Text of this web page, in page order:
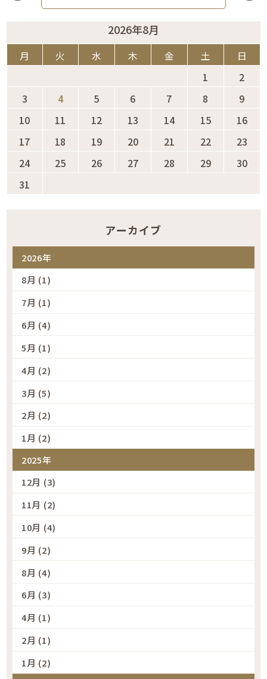
2026年8月
月 火 水 木 金 土
日
1
2
3
4 5 6 7 8
9
10
11 12 13 14 15
16
17
18 19 20 21 22
23
24
25 26 27 28 29
30
31
アーカイブ
2026年
8月 (1)
7月 (1)
6月 (4)
5月 (1)
4月 (2)
3月 (5)
2月 (2)
1月 (2)
2025年
12月 (3)
11月 (2)
10月 (4)
9月 (2)
8月 (4)
6月 (3)
4月 (1)
2月 (1)
1月 (2)